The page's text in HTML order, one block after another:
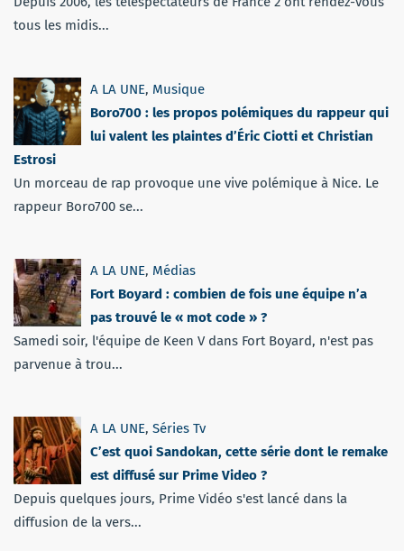
tous les midis...
A LA UNE, Musique
Boro700 : les propos polémiques du rappeur qui
lui valent les plaintes d’Éric Ciotti et Christian
Estrosi
Un morceau de rap provoque une vive polémique à Nice. Le
rappeur Boro700 se...
A LA UNE, Médias
Fort Boyard : combien de fois une équipe n’a
pas trouvé le « mot code » ?
Samedi soir, l'équipe de Keen V dans Fort Boyard, n'est pas
parvenue à trou...
A LA UNE, Séries Tv
C’est quoi Sandokan, cette série dont le remake
est diffusé sur Prime Video ?
Depuis quelques jours, Prime Vidéo s'est lancé dans la
diffusion de la vers...